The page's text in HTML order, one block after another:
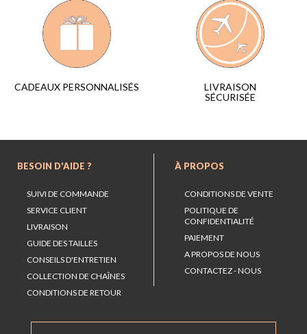
CADEAUX PERSONNALISÉS
LIVRAISON
SÉCURISÉE
BESOIN D'AIDE ?
SUIVI DE COMMANDE
SERVICE CLIENT
LIVRAISON
GUIDE DES TAILLES
CONSEILS D'ENTRETIEN
COLLECTION DE CHAÎNES
CONDITIONS DE RETOUR
À PROPOS
CONDITIONS DE VENTE
POLITIQUE DE
CONFIDENTIALITÉ
PAIEMENT
A PROPOS DE NOUS
CONTACTEZ - NOUS